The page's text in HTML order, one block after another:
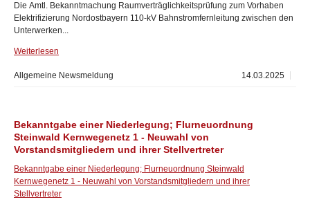
Die Amtl. Bekanntmachung Raumverträglichkeitsprüfung zum Vorhaben
Elektrifizierung Nordostbayern 110-kV Bahnstromfernleitung zwischen den
Unterwerken...
Weiterlesen
14.03.2025
Allgemeine Newsmeldung
Bekanntgabe einer Niederlegung; Flurneuordnung
Steinwald Kernwegenetz 1 - Neuwahl von
Vorstandsmitgliedern und ihrer Stellvertreter
Bekanntgabe einer Niederlegung; Flurneuordnung Steinwald
Kernwegenetz 1 - Neuwahl von Vorstandsmitgliedern und ihrer
Stellvertreter